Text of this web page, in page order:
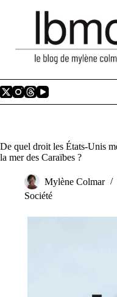
De quel droit les États-Unis
la mer des Caraïbes ?
Mylène Colmar
Société